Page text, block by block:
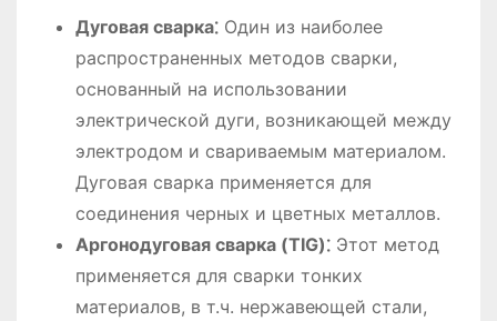
Дуговая сварка⁚Один из наиболее
распространенных методов сварки,
основанный на использовании
электрической дуги, возникающей между
электродом и свариваемым материалом.
Дуговая сварка применяется для
соединения черных и цветных металлов.
Аргонодуговая сварка (TIG)⁚Этот метод
применяется для сварки тонких
материалов, в т.ч. нержавеющей стали,